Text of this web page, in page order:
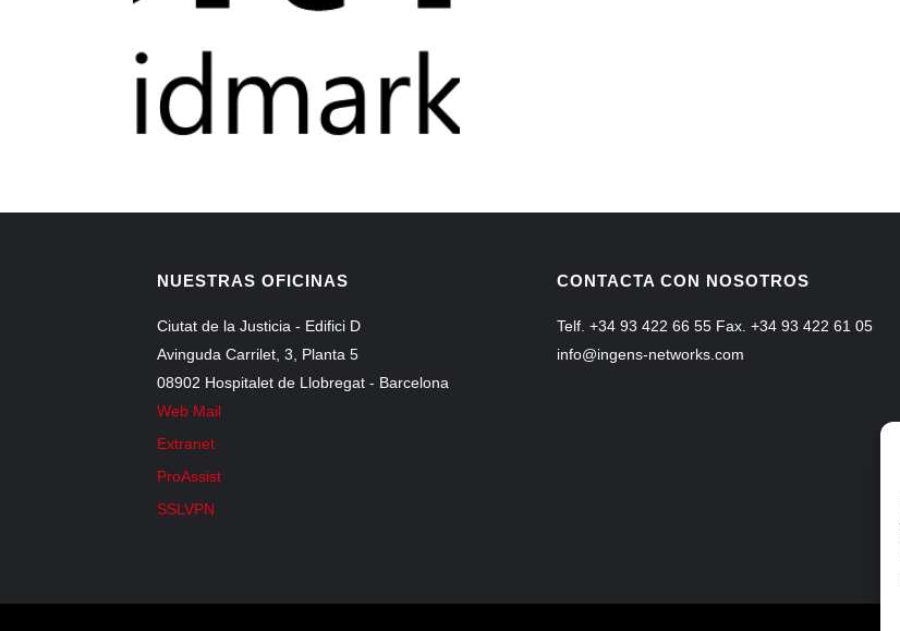
NUESTRAS OFICINAS
Ciutat de la Justicia - Edifici D
Avinguda Carrilet, 3, Planta 5
08902 Hospitalet de Llobregat - Barcelona
Web Mail
Extranet
ProAssist
SSLVPN
CONTACTA CON NOSOTROS
Telf. +34 93 422 66 55 Fax. +34 93 422 61 05
info@ingens-networks.com